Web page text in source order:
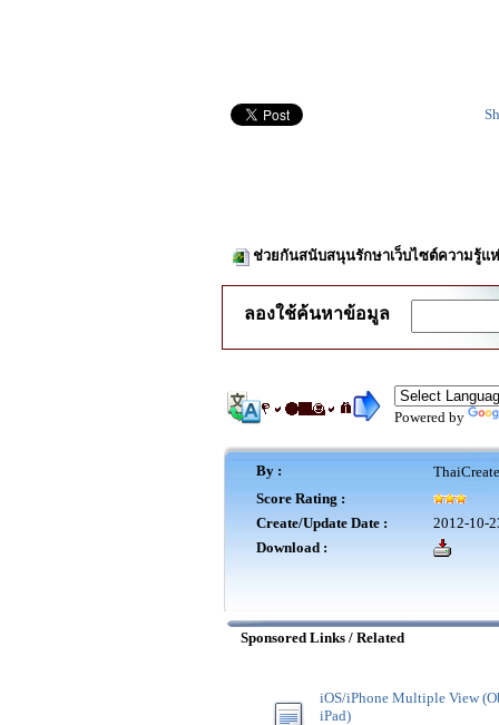
ช่วยกันสนับสนุนรักษาเว็บไซต์ความรู้แ
ลองใช้ค้นหาข้อมูล
Powered by
By :
Score Rating :
Create/Update Date :
2012-10-
Download :
Sponsored Links / Related
iOS/iPhone Multiple View
iPad)